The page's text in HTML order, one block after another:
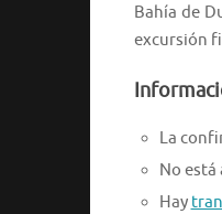
Bahía de
excursión
La
No está
Hay